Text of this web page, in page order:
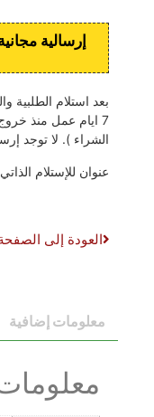
بعد استلام الطلبية
7 ايام عمل منذ
الشراء ). لا توجد
عنوان للإستلام
العودة إلى
معلومات إضافية